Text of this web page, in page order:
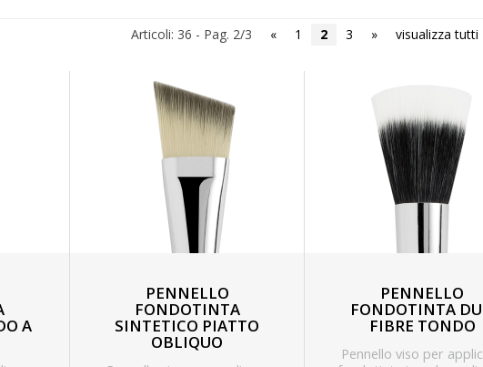
Articoli: 36 - Pag. 2/3 « 1 2 3 » visualizza tutti
A
PENNELLO
FONDOTINTA
SINTETICO PIATTO
OBLIQUO
PENNELLO
FONDOTINTA
FIBRE TONDO
Pennello viso per